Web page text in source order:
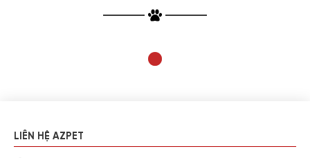
LIÊN HỆ AZPET